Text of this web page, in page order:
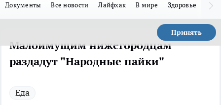
Документы Все новости Лайфхак В мире Здоровье
Принять
Малоимущим нижегородцам
раздадут "Народные пайки"
Еда